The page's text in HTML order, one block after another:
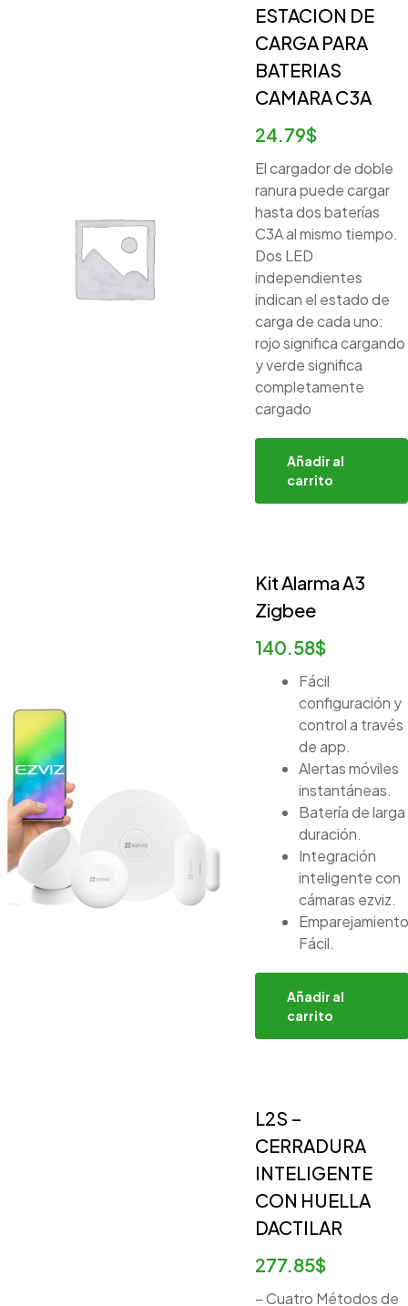
ESTACION DE
CARGA PARA
BATERIAS
CAMARA C3A
24.79$
El cargador de doble
ranura puede cargar
hasta dos baterías
C3A al mismo tiempo.
Dos LED
independientes
indican el estado de
carga de cada uno:
rojo significa cargando
y verde significa
completamente
cargado
Añadir al
carrito
Kit Alarma A3
Zigbee
140.58$
Fácil
configuración y
control a través
de app.
Alertas móviles
instantáneas.
Batería de larga
duración.
Integración
inteligente con
cámaras ezviz.
Emparejamiento
Fácil.
Añadir al
carrito
L2S –
CERRADURA
INTELIGENTE
CON HUELLA
DACTILAR
277.85$
– Cuatro Métodos de